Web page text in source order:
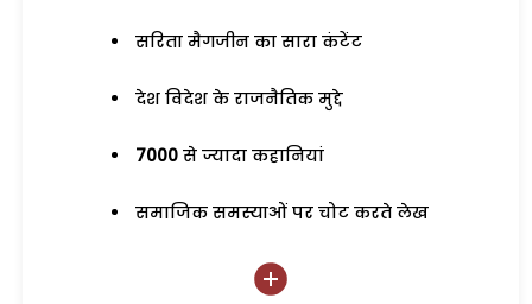
सरिता मैगजीन का सारा कंटेंट
देश विदेश के राजनैतिक मुद्दे
7000 से ज्यादा कहानियां
समाजिक समस्याओं पर चोट करते लेख